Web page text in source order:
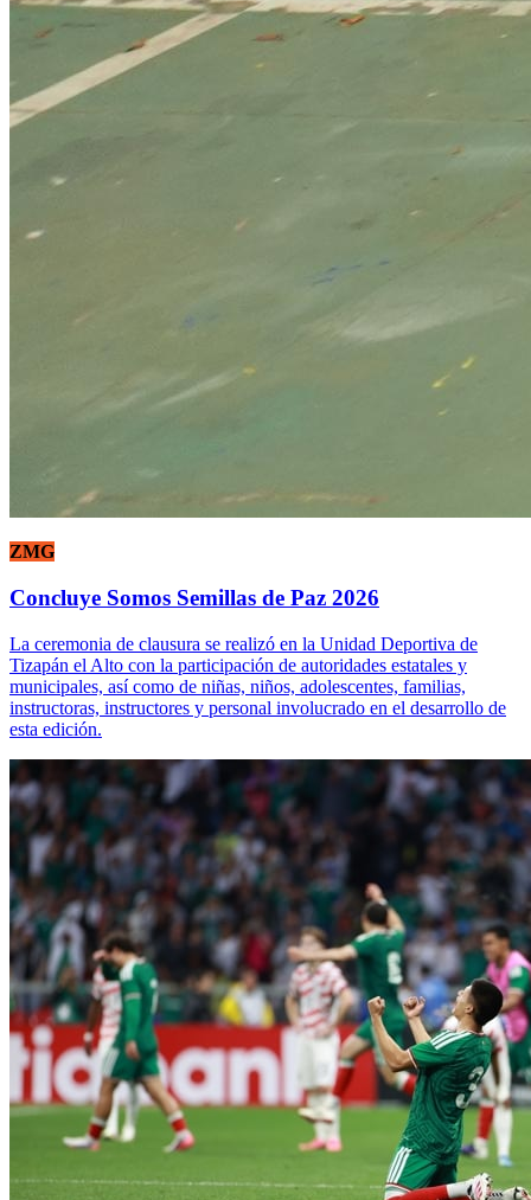
ZMG
Concluye Somos Semillas de Paz 2026
La ceremonia de clausura se realizó en la Unidad Deportiva de
Tizapán el Alto con la participación de autoridades estatales y
municipales, así como de niñas, niños, adolescentes, familias,
instructoras, instructores y personal involucrado en el desarrollo de
esta edición.